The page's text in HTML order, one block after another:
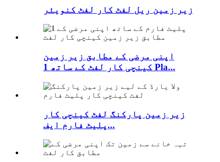
زیر زمین ریل لفٹ کار لفٹ کنویئر
اپنی مرضی کے مطابق زیر زمین
کینچی کار لفٹ کے ساتھ 1 Pla...
زیر زمین پارکنگ لفٹ کینچی کار
پلیٹ فارم ایف...